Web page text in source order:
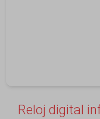
Reloj digital